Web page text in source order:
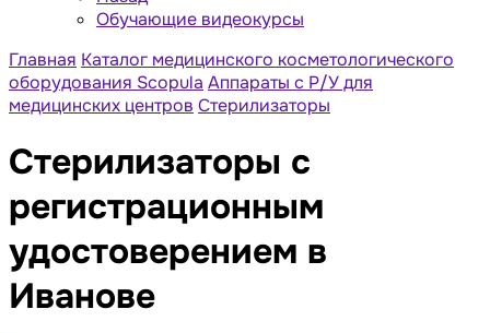
Обучающие видеокурсы
Главная Каталог медицинского косметологического
оборудования Scopula Аппараты с Р/У для
медицинских центров Стерилизаторы
Стерилизаторы с
регистрационным
удостоверением в
Иванове